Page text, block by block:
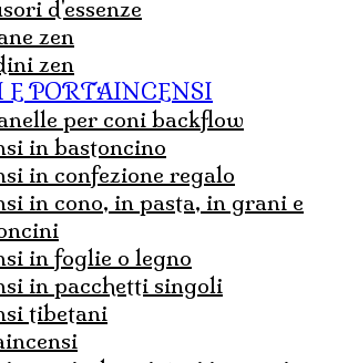
d'essenze
zen
zen
E PORTAINCENSI
per coni backflow
in bastoncino
in confezione regalo
in foglie o legno
in pacchetti singoli
tibetani